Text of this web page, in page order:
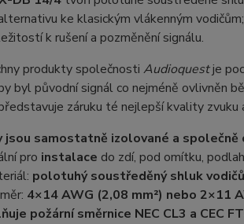
ke klasickým vlákenným
k rušení a pozměnění signálu.
produkty společnosti Audioquestje
byl původní signál co nejméně ovlivněn
záruku té nejlepší kvality
jsou samostatně izolované a
pro instalace do zdí, pod omítku,
polotuhý soustředěný shluk
4×14 AWG (2,08 mm²) nebo 2×11
požární směrnice NEC CL3 a CEC